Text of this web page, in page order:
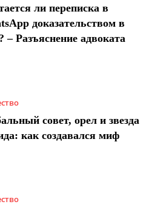
ли переписка в
доказательством в
– Разъяснение адвоката
совет, орел и звезда
как создавался миф